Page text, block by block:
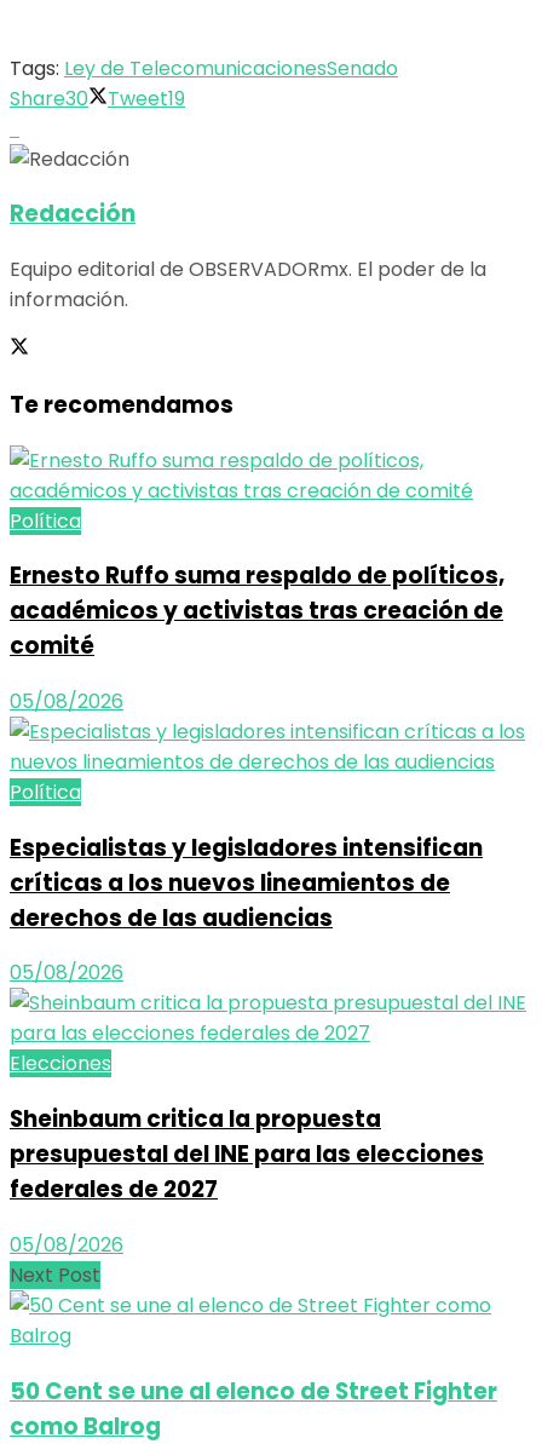
Tags: Ley de TelecomunicacionesSenado
Share30 Tweet19
Redacción
Equipo editorial de OBSERVADORmx. El poder de la
información.
Te recomendamos
Política
Ernesto Ruffo suma respaldo de políticos,
académicos y activistas tras creación de
comité
05/08/2026
Política
Especialistas y legisladores intensifican
críticas a los nuevos lineamientos de
derechos de las audiencias
05/08/2026
Elecciones
Sheinbaum critica la propuesta
presupuestal del INE para las elecciones
federales de 2027
05/08/2026
Next Post
50 Cent se une al elenco de Street Fighter
como Balrog